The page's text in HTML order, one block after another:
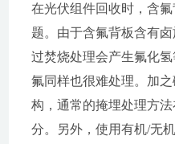
在光伏组件回收时，含
题。由于含氟背板含有
过焚烧处理会产生氟化
氟同样也很难处理。加
构，通常的掩埋处理方
分。另外，使用有机/无